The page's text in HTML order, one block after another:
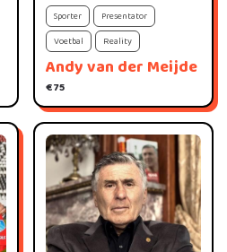
Andy van der Meijde
€ 75
Sporter
Presentator
Voetbal
Reality